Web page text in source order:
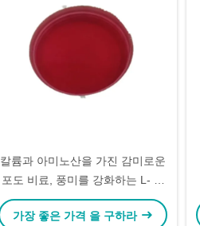
칼륨과 아미노산을 가진 감미로운
포도 비료, 풍미를 강화하는 L- 페
닐알라닌
가장 좋은 가격 을 구하라